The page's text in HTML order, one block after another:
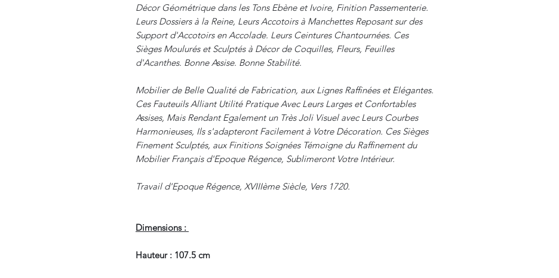
Décor Géométrique dans les Tons Ebène et Ivoire, Finition Passementerie.
Leurs Dossiers à la Reine, Leurs Accotoirs à Manchettes Reposant sur des
Support d'Accotoirs en Accolade. Leurs Ceintures Chantournées. Ces
Sièges Moulurés et Sculptés à Décor de Coquilles, Fleurs, Feuilles
d'Acanthes. Bonne Assise. Bonne Stabilité.
Mobilier de Belle Qualité de Fabrication, aux Lignes Raffinées et Elégantes.
Ces Fauteuils Alliant Utilité Pratique Avec Leurs Larges et Confortables
Assises, Mais Rendant Egalement un Très Joli Visuel avec Leurs Courbes
Harmonieuses, Ils s'adapteront Facilement à Votre Décoration. Ces Sièges
Finement Sculptés, aux Finitions Soignées Témoigne du Raffinement du
Mobilier Français d'Epoque Régence, Sublimeront Votre Intérieur.
Travail d'Epoque Régence, XVIIIème Siècle, Vers 1720.
Dimensions :
Hauteur : 107.5 cm